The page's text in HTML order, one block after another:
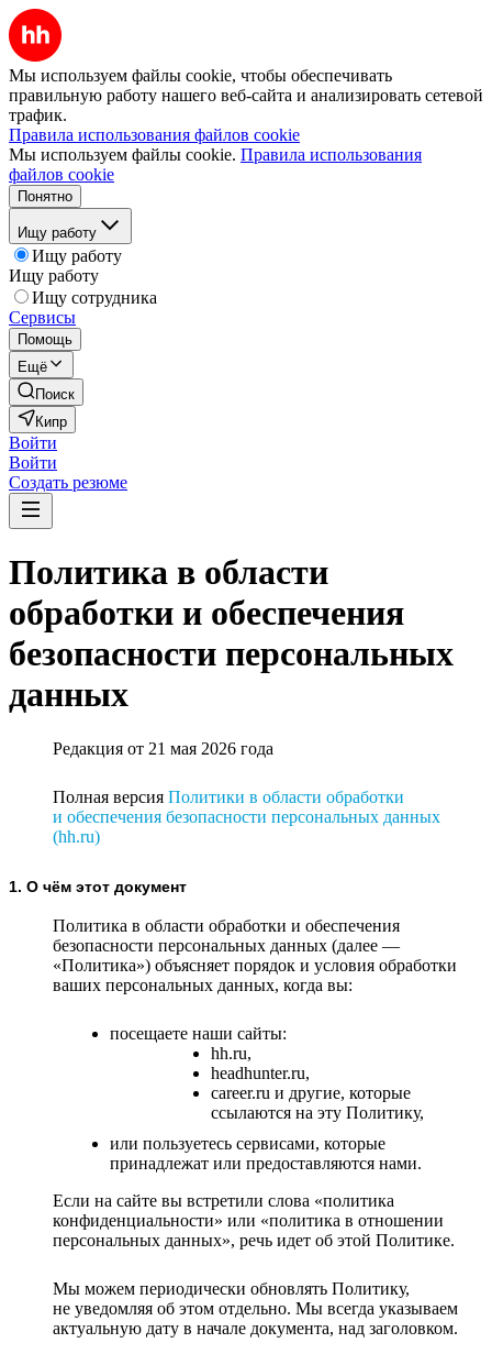
Мы используем файлы cookie, чтобы обеспечивать
правильную работу нашего веб-сайта и анализировать сетевой
трафик.
Правила использования файлов cookie
Мы используем файлы cookie. Правила использования
файлов cookie
Понятно
Ищу работу
Ищу работу
Ищу работу
Ищу сотрудника
Сервисы
Помощь
Ещё
Поиск
Кипр
Войти
Войти
Создать резюме
Политика в области
обработки и обеспечения
безопасности персональных
данных
Редакция от 21 мая 2026 года
Полная версия Политики в области обработки
и обеспечения безопасности персональных данных
(hh.ru)
1. О чём этот документ
Политика в области обработки и обеспечения
безопасности персональных данных (далее —
«Политика») объясняет порядок и условия обработки
ваших персональных данных, когда вы:
посещаете наши сайты:
hh.ru,
headhunter.ru,
career.ru и другие, которые
ссылаются на эту Политику,
или пользуетесь сервисами, которые
принадлежат или предоставляются нами.
Если на сайте вы встретили слова «политика
конфиденциальности» или «политика в отношении
персональных данных», речь идет об этой Политике.
Мы можем периодически обновлять Политику,
не уведомляя об этом отдельно. Мы всегда указываем
актуальную дату в начале документа, над заголовком.